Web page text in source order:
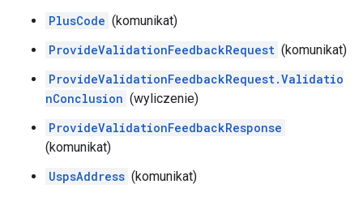
PlusCode (komunikat)
ProvideValidationFeedbackRequest (komunikat)
ProvideValidationFeedbackRequest.Validatio
nConclusion (wyliczenie)
ProvideValidationFeedbackResponse
(komunikat)
UspsAddress (komunikat)